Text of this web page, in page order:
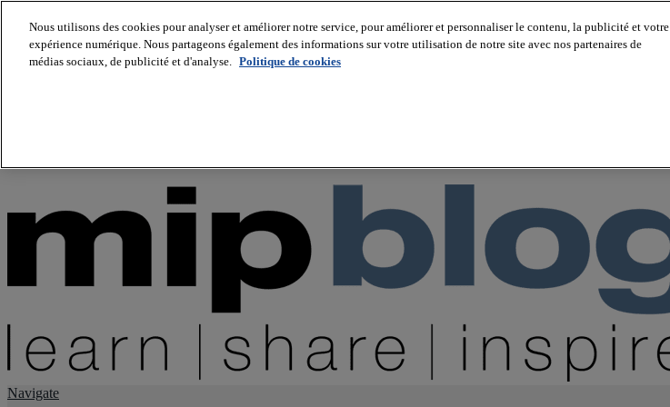
About us
Navigate
Nous utilisons des cookies pour analyser et améliorer notre service, pour améliorer et personnaliser le contenu, la publicité et votre
expérience numérique. Nous partageons également des informations sur votre utilisation de notre site avec nos partenaires de
médias sociaux, de publicité et d'analyse. Politique de cookies